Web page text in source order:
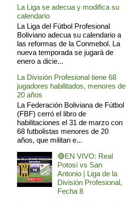
La Liga se adecua y modifica su
calendario
La Liga del Fútbol Profesional
Boliviano adecua su calendario a
las reformas de la Conmebol. La
nueva temporada se jugará de
enero a dicie...
La División Profesional tiene 68
jugadores habilitados, menores de
20 años
La Federación Boliviana de Fútbol
(FBF) cerró el libro de
habilitaciones el 31 de marzo con
68 futbolistas menores de 20
años, que militan e...
🔴EN VIVO: Real
Potosí vs San
Antonio | Liga de la
División Profesional,
Fecha 8